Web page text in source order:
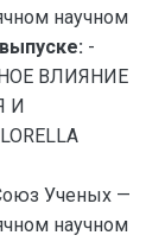
научном
-
ВЛИЯНИЕ
И
Ученых —
научном